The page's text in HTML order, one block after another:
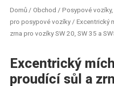
Domů / Obchod / Posypové
pro posypové vozíky / Excentrický
zrna pro vozíky SW 20, SW 35 a
Excentrický
proudící sůl a